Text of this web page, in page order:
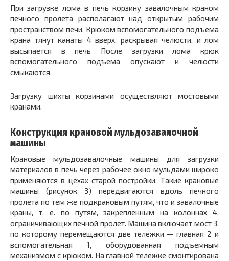
При загрузке лома в печь корзину завалочным краном
печного пролета располагают над открытым рабочим
пространством печи. Крюком вспомогательного подъема
крана тянут канаты 4 вверх, раскрывая челюсти, и лом
высыпается в печь После загрузки лома крюк
вспомогательного подъема опускают и челюсти
смыкаются.
Загрузку шихты корзинами осуществляют мостовыми
кранами.
Конструкция крановой мульдозавалочной
машины
Крановые мульдозавалочные машины для загрузки
материалов в печь через рабочее окно мульдами широко
применяются в цехах старой постройки. Такие крановые
машины (рисунок 3) передвигаются вдоль печного
пролета по тем же подкрановым путям, что и завалочные
краны, т. е. по путям, закрепленным на колоннах 4,
ограничивающих печной пролет. Машина включает мост 3,
по которому перемещаются две тележки — главная 2 и
вспомогательная 1, оборудованная подъемным
механизмом с крюком. На главной тележке смонтирована